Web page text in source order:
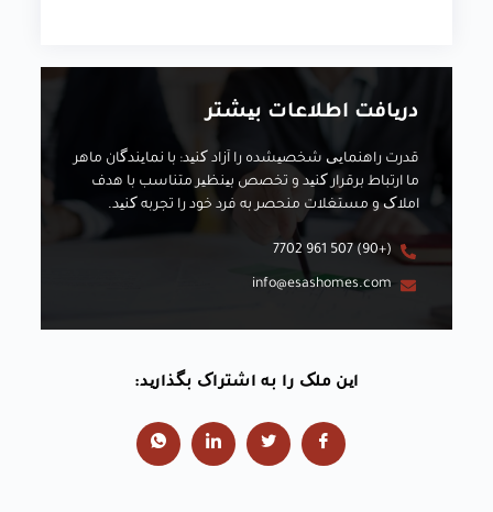
دریافت اطلاعات بیشتر
قدرت راهنمایی شخصیشده را آزاد کنید: با نمایندگان ماهر
ما ارتباط برقرار کنید و تخصص بینظیر متناسب با هدف
املاک و مستغلات منحصر به فرد خود را تجربه کنید.
(+90) 507 961 7702
info@esashomes.com
این ملک را به اشتراک بگذارید: